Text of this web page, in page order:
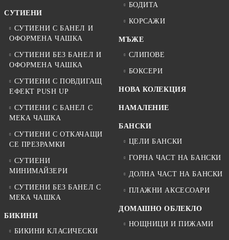
СУТИЕНИ
СУТИЕНИ С БАНЕЛ И
ОФОРМЕНА ЧАШКА
СУТИЕНИ БЕЗ БАНЕЛ И
ОФОРМЕНА ЧАШКА
СУТИЕНИ С ПОВДИГАЩ
ЕФЕКТ PUSH UP
СУТИЕНИ С БАНЕЛ С
МЕКА ЧАШКА
СУТИЕНИ С ОТКАЧАЩИ
СЕ ПРЕЗРАМКИ
СУТИЕНИ
МИНИМАЙЗЕРИ
СУТИЕНИ БЕЗ БАНЕЛ С
МЕКА ЧАШКА
БИКИНИ
БИКИНИ КЛАСИЧЕСКИ
БОДИТА
КОРСАЖИ
МЪЖЕ
СЛИПОВЕ
БОКСЕРИ
НОВА КОЛЕКЦИЯ
НАМАЛЕНИЕ
БАНСКИ
ЦЕЛИ БАНСКИ
ГОРНА ЧАСТ НА БАНСКИ
ДОЛНА ЧАСТ НА БАНСКИ
ПЛАЖНИ АКСЕСОАРИ
ДОМАШНО ОБЛЕКЛО
НОЩНИЦИ И ПИЖАМИ